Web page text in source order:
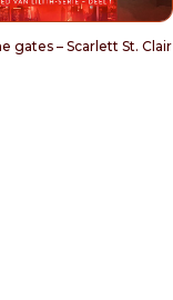
gates – Scarlett St. Clair